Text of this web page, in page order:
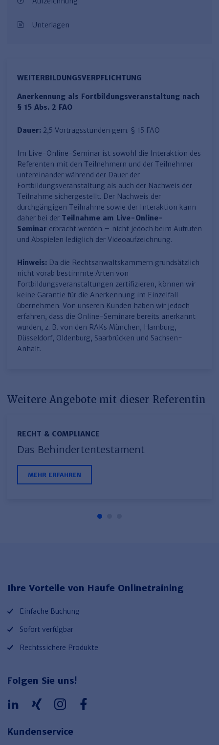
Unterlagen
WEITERBILDUNGSVERPFLICHTUNG
Anerkennung als Fortbildungsveranstaltung nach
§ 15 Abs. 2 FAO
Dauer: 2,5 Vortragsstunden gem. § 15 FAO
Im Live-Online-Seminar ist sowohl die Interaktion des
Referenten mit den Teilnehmern und der Teilnehmer
untereinander während der Dauer der
Fortbildungsveranstaltung als auch der Nachweis der
Teilnahme sichergestellt. Der Nachweis der
durchgängigen Teilnahme sowie der Interaktion kann
daher bei der Teilnahme am Live-Online-
Seminar erbracht werden – nicht jedoch beim Aufrufen
und Abspielen lediglich der Videoaufzeichnung.
Hinweis: Da die Rechtsanwaltskammern grundsätzlich
nicht vorab bestimmte Arten von
Fortbildungsveranstaltungen zertifizieren, können wir
keine Garantie für die Anerkennung im Einzelfall
übernehmen. Von unseren Kunden haben wir jedoch
erfahren, dass die Online-Seminare bereits anerkannt
wurden, z. B. von den RAKs München, Hamburg,
Düsseldorf, Oldenburg, Saarbrücken und Sachsen-
Anhalt.
Weitere Angebote mit dieser Referentin
RECHT & COMPLIANCE
Das Behindertentestament
MEHR ERFAHREN
Ihre Vorteile von Haufe Onlinetraining
Einfache Buchung
Sofort verfügbar
Rechtssichere Produkte
Folgen Sie uns!
Kundenservice